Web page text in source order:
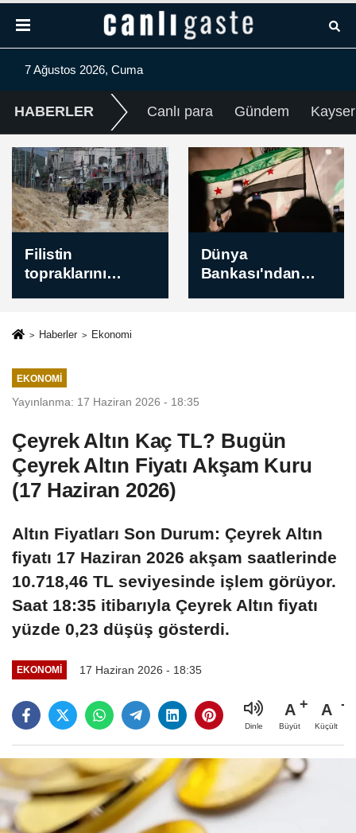
7 Ağustos 2026, Cuma
HABERLER Canlı para Gündem
Dünya
Bankası'ndan
modernizasyonu
dolarlık hibe
Kayserispor
Başkanı Ali
Haberler Ekonomi
EKONOMI
Yayınlanma: 17 Haziran 2026 - 18:35
Çeyrek Altın Kaç TL? Bugün
Çeyrek Altın Fiyatı Akşam Kuru
(17 Haziran 2026)
Altın Fiyatları Son Durum: Çeyrek Altın
fiyatı 17 Haziran 2026 akşam saatlerinde
10.718,46 TL seviyesinde işlem görüyor.
Saat 18:35 itibarıyla Çeyrek Altın fiyatı
yüzde 0,23 düşüş gösterdi.
EKONOMI 17 Haziran 2026 - 18:35
Dinle
A
Büyüt
A
Küçült